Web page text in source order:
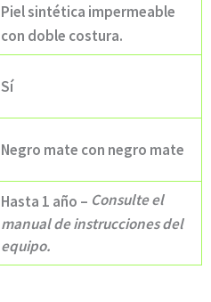
Piel sintética impermeable
con doble costura.
Sí
Negro mate con negro mate
Hasta 1 año – Consulte el
manual de instrucciones del
equipo.